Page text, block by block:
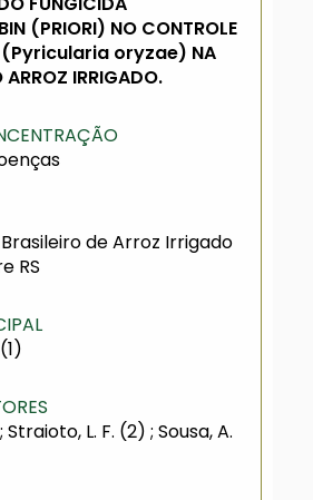
(PRIORI) NO CONTROLE
(Pyricularia oryzae) NA
IRRIGADO.
de Arroz Irrigado
RS
L. F. (2) ; Sousa, A.